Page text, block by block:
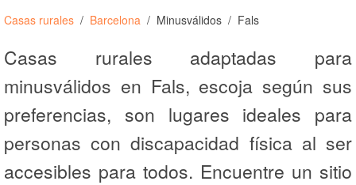
Casas rurales Barcelona Minusválidos Fals
Casas rurales adaptadas para
minusválidos en Fals, escoja según sus
preferencias, son lugares ideales para
personas con discapacidad física al ser
accesibles para todos. Encuentre un sitio